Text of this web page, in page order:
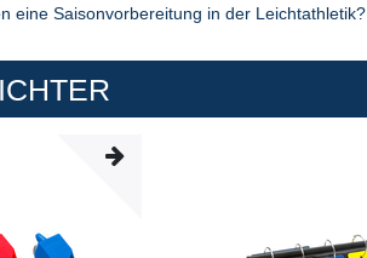
eine Saisonvorbereitung in der Leichtathletik?